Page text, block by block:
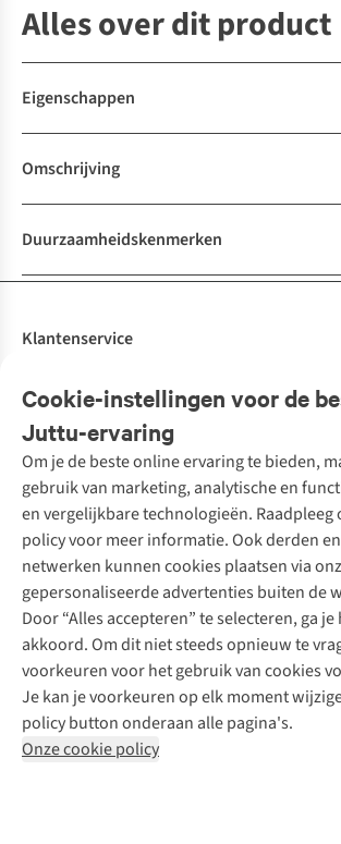
Alles over dit product
Eigenschappen
Omschrijving
Duurzaamheidskenmerken
Cookie-instellingen voor de
Juttu-ervaring
Om je de beste online ervaring te bieden,
gebruik van marketing, analytische en
en vergelijkbare technologieën. Raadpleeg
policy voor meer informatie. Ook derden
netwerken kunnen cookies plaatsen via
gepersonaliseerde advertenties buiten de
Door “Alles accepteren” te selecteren, ga
akkoord. Om dit niet steeds opnieuw te
voorkeuren voor het gebruik van cookies
Je kan je voorkeuren op elk moment
policy button onderaan alle pagina's.
Onze cookie policy
Klantenservice
Bestellen
Betalen
10% studentenkorting
Klarna - achteraf betalen
Levering
Retourneren
Bestelling herroepen
Garantie
Contact
Onze diensten
Tweedehands - ReJUsed
Kledingatelier
Personal shopping
Textielbox
Events / workshops
Juttu
Over ons
Juttu Friends
Inspiratie
Werken bij Juttu
Onze winkels
De wereld van Juttu
Verantwoord ondernemen
Toegankelijkheidsverklaring
Merken
Nathalie Vleeschouwer
Selected dames
HKLiving
Dickies
Sessùn
Strom
O My Bag
Revolution
Meld je aan voor de nieuwsbrief
Follow us